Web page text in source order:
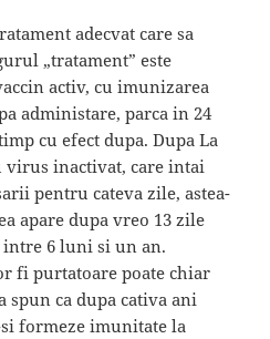
adecvat care sa
„tratament” este
activ, cu imunizarea
administare, parca in 24
cu efect dupa. Dupa La
virus inactivat, care intai
pentru cateva zile, astea-
apare dupa vreo 13 zile
intre 6 luni si un an.
fi purtatoare poate chiar
spun ca dupa cativa ani
formeze imunitate la